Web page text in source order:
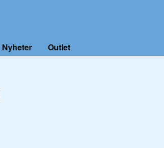
Nyheter Outlet